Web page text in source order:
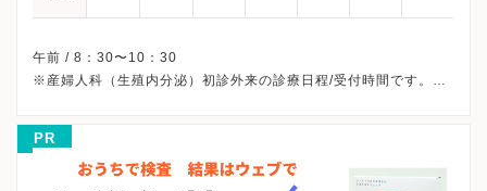
午前 / 8：30〜10：30
※産婦人科（生殖内分泌）初診外来の診療日程/受付時間です。
※受診前には必ずクリニックHPを確認、または直接お問い合わせ
PR